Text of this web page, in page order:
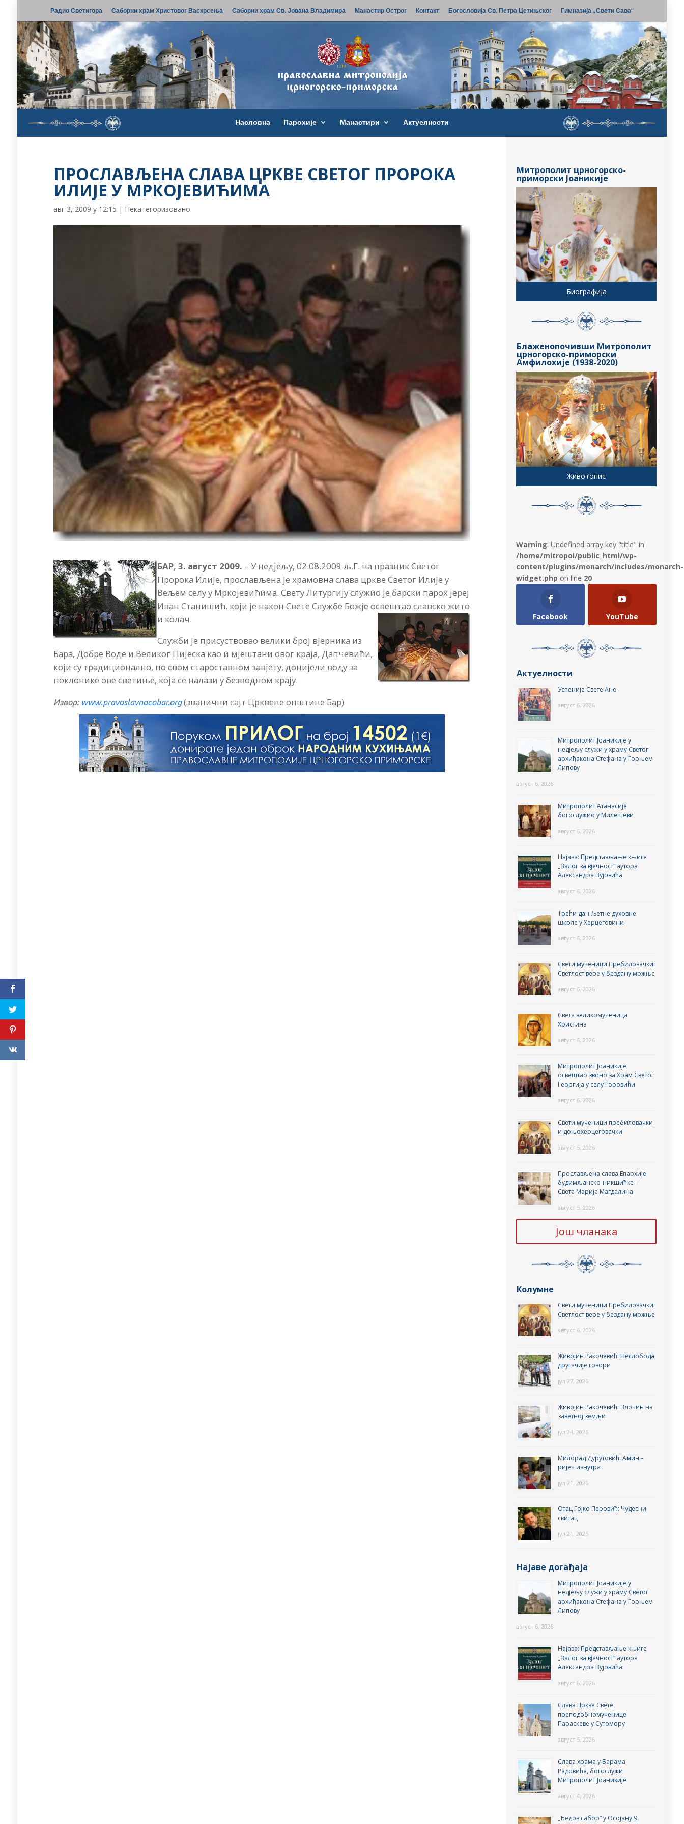
Радио Светигора Саборни храм Христовог Васкрсења Саборни храм Св. Јована Владимира Манастир Острог Контакт Богословија Св. Петра Цетињског Гимназија „Свети Сава“
Насловна Парохије Манастири Актуелности
ПРОСЛАВЉЕНА СЛАВА ЦРКВЕ СВЕТОГ ПРОРОКА
ИЛИЈЕ У МРКОЈЕВИЋИМА
авг 3, 2009 у 12:15 | Некатегоризовано
БАР, 3. август 2009. – У недјељу, 02.08.2009.љ.Г. на празник Светог
Пророка Илије, прослављена је храмовна слава цркве Светог Илије у
Вељем селу у Мркојевићима. Свету Литургију служио је барски парох јереј
Иван Станишић, који је након Свете Службе Божје освештао славско жито
и колач.
Служби је присуствовао велики број вјерника из
Бара, Добре Воде и Великог Пијеска као и мјештани овог краја, Дапчевићи,
који су традиционално, по свом староставном завјету, донијели воду за
поклонике ове светиње, која се налази у безводном крају.
Извор: www.pravoslavnacobar.org(званични сајт Црквене општине Бар)
Митрополит црногорско-
приморски Јоаникије
Биографија
Блаженопочивши Митрополит
црногорско-приморски
Амфилохије (1938-2020)
Животопис
Warning: Undefined array key "title" in
/home/mitropol/public_html/wp-
content/plugins/monarch/includes/monarch-
widget.php on line 20
Facebook YouTube
Актуелности
Успеније Свете Ане
август 6, 2026
Митрополит Јоаникије у
недјељу служи у храму Светог
архиђакона Стефана у Горњем
Липову
август 6, 2026
Митрополит Атанасије
богослужио у Милешеви
август 6, 2026
Најава: Представљање књиге
„Залог за вјечност“ аутора
Александра Вујовића
август 6, 2026
Трећи дан Љетне духовне
школе у Херцеговини
август 6, 2026
Свети мученици Пребиловачки:
Светлост вере у бездану мржње
август 6, 2026
Света великомученица
Христина
август 6, 2026
Митрополит Јоаникије
освештао звоно за Храм Светог
Георгија у селу Горовићи
август 6, 2026
Свети мученици пребиловачки
и доњохерцеговачки
август 5, 2026
Прослављена слава Епархије
будимљанско-никшићке –
Света Марија Магдалина
август 5, 2026
Још чланака
Колумне
Свети мученици Пребиловачки:
Светлост вере у бездану мржње
август 6, 2026
Живојин Ракочевић: Неслобода
другачије говори
јул 27, 2026
Живојин Ракочевић: Злочин на
заветној земљи
јул 24, 2026
Милорад Дурутовић: Амин –
ријеч изнутра
јул 21, 2026
Отац Гојко Перовић: Чудесни
свитац
јул 21, 2026
Најаве догађаја
Митрополит Јоаникије у
недјељу служи у храму Светог
архиђакона Стефана у Горњем
Липову
август 6, 2026
Најава: Представљање књиге
„Залог за вјечност“ аутора
Александра Вујовића
август 6, 2026
Слава Цркве Свете
преподобномученице
Параскеве у Сутомору
август 5, 2026
Слава храма у Барама
Радовића, богослужи
Митрополит Јоаникије
август 4, 2026
„Ђедов сабор“ у Осојану 9.